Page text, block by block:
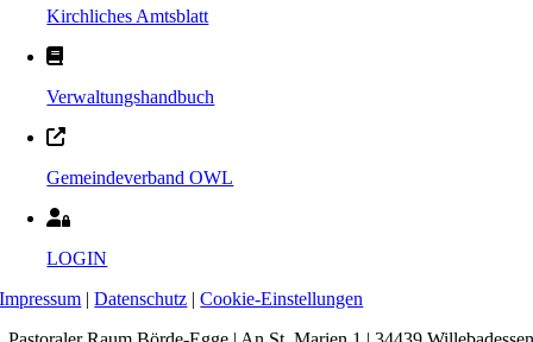
Kirchliches Amtsblatt
Verwaltungshandbuch
Gemeindeverband OWL
LOGIN
Impressum |Datenschutz |Cookie-Einstellungen